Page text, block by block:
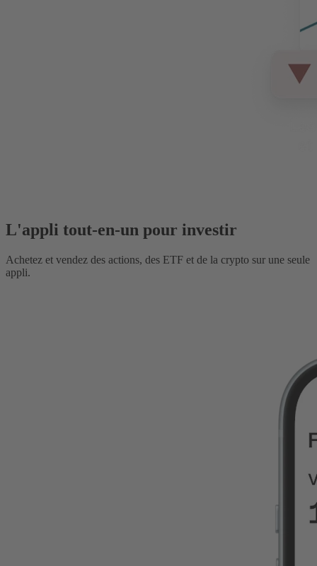
L'appli tout-en-un pour investir
Achetez et vendez des actions, des ETF et de la crypto sur une seule
appli.